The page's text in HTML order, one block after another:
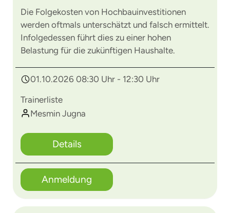
Die Folgekosten von Hochbauinvestitionen
werden oftmals unterschätzt und falsch ermittelt.
Infolgedessen führt dies zu einer hohen
Belastung für die zukünftigen Haushalte.
01.10.2026 08:30 Uhr - 12:30 Uhr
Trainerliste
Mesmin Jugna
Details
Anmeldung